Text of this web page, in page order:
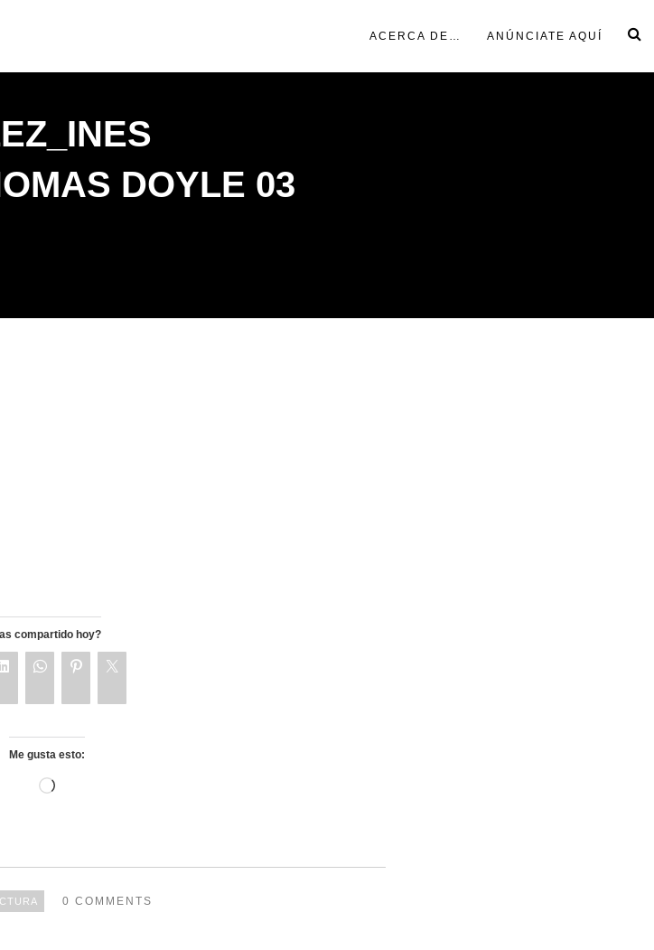
ACERCA DE… ANÚNCIATE AQUÍ
DOYLE 03
compartido hoy?
Me gusta esto:
0 COMMENTS